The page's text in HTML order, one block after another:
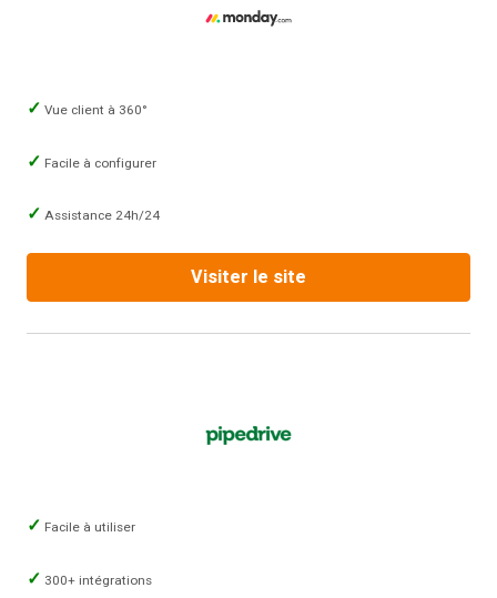
Vue client à 360°
Facile à configurer
Assistance 24h/24
Visiter le site
Facile à utiliser
300+ intégrations